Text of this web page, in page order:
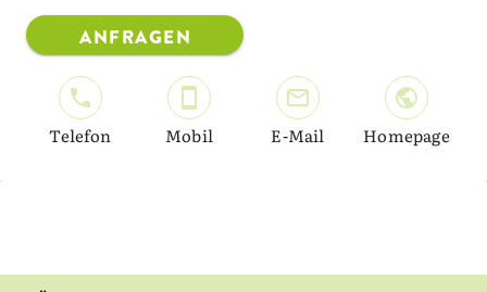
ANFRAGEN
Telefon Mobil E-Mail Homepage